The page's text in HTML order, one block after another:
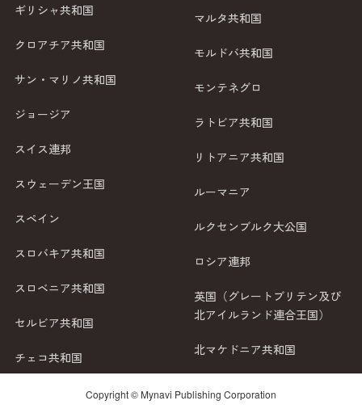
ギリシャ共和国
クロアチア共和国
サン・マリノ共和国
ジョージア
スイス連邦
スウェーデン王国
スペイン
スロバキア共和国
スロベニア共和国
セルビア共和国
チェコ共和国
マルタ共和国
モルドバ共和国
モンテネグロ
ラトビア共和国
リトアニア共和国
ルーマニア
ルクセンブルク大公国
ロシア連邦
英国（グレートブリテン及び
北アイルランド連合王国）
北マケドニア共和国
Copyright © Mynavi Publishing Corporation